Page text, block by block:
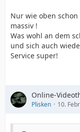
Nur wie oben
massiv !
Was wohl an dem
und sich auch
Service super!
Online-
Plisken 10.